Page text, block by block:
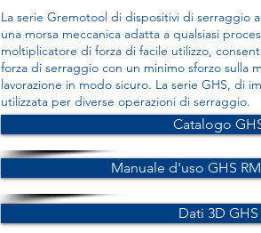
La serie Gremotool di dispositivi di serraggio
una morsa meccanica adatta a qualsiasi
moltiplicatore di forza di facile utilizzo,
forza di serraggio con un minimo sforzo sulla
lavorazione in modo sicuro. La serie GHS, di
utilizzata per diverse operazioni di serraggio.
Catalogo
Manuale d'uso GHS
Dati 3D GHS